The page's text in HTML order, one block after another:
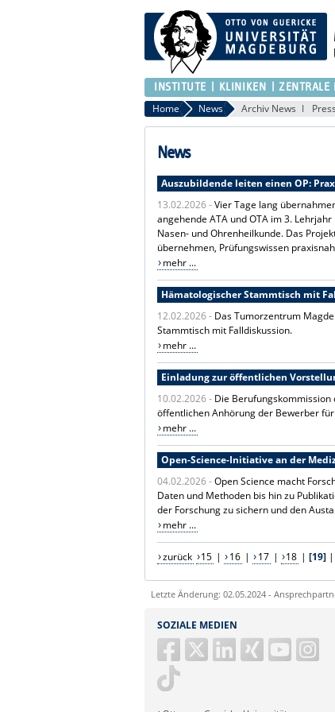
INSTITUTE KLINIKEN ZENTRALE
Home News Archiv News
News
Auszubildende leiten einen OP:
13.02.2026 -Vier Tage lang
angehende ATA und OTA im 3.
Nasen- und Ohrenheilkunde. Das
übernehmen, Prüfungswissen
mehr ...
Hämatologischer Stammtisch mit
12.02.2026 - Das Tumorzentrum
Stammtisch mit Falldiskussion.
mehr ...
Einladung zur öffentlichen
10.02.2026 - Die
öffentlichen Anhörung der Bewerber
mehr ...
Open-Science-Initiative an der
04.02.2026 -Open Science macht
Daten und Methoden bis hin zu
der Forschung zu sichern und den
mehr ...
zurück 15 | 16 | 17 | 18 |[19] |
Letzte Änderung: 02.05.2024 -
SOZIALE MEDIEN